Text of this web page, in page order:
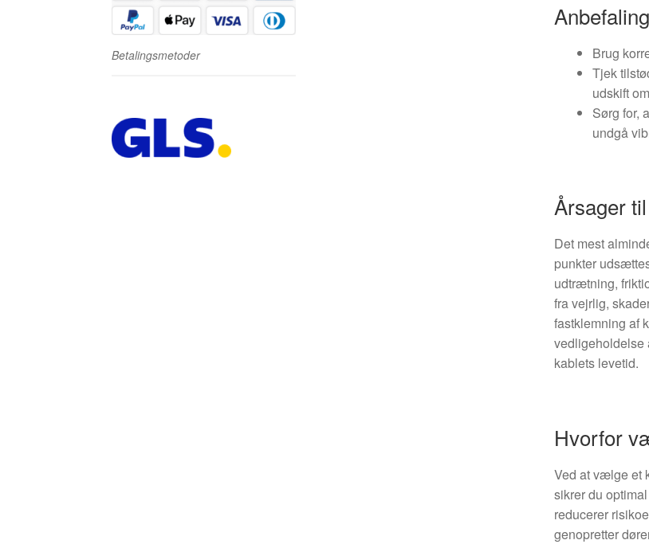
Brug
Tjek
udskift
Sørg for,
undgå
Årsager
Det mest
punkter
udtrætning,
fra vejrlig,
fastklemning af
kablets levetid.
Hvorfor
Ved at vælge et
sikrer du
reducerer
genopretter
Betalingsmetoder